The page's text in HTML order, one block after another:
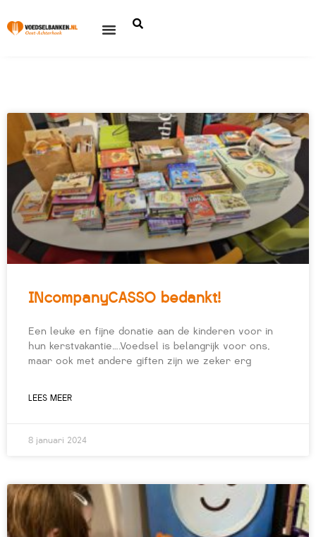
INcompanyCASSO bedankt!
Een leuke en fijne donatie aan de kinderen voor in
hun kerstvakantie….Voedsel is belangrijk voor ons,
maar ook met andere giften zijn we zeker erg
LEES MEER
8 januari 2024